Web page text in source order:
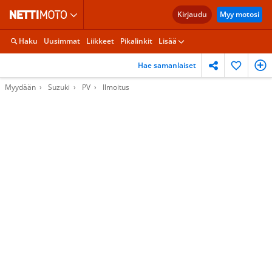
Kirjaudu Myy motosi
Haku Uusimmat Liikkeet Pikalinkit Lisää
Hae samanlaiset
Myydään Suzuki PV Ilmoitus